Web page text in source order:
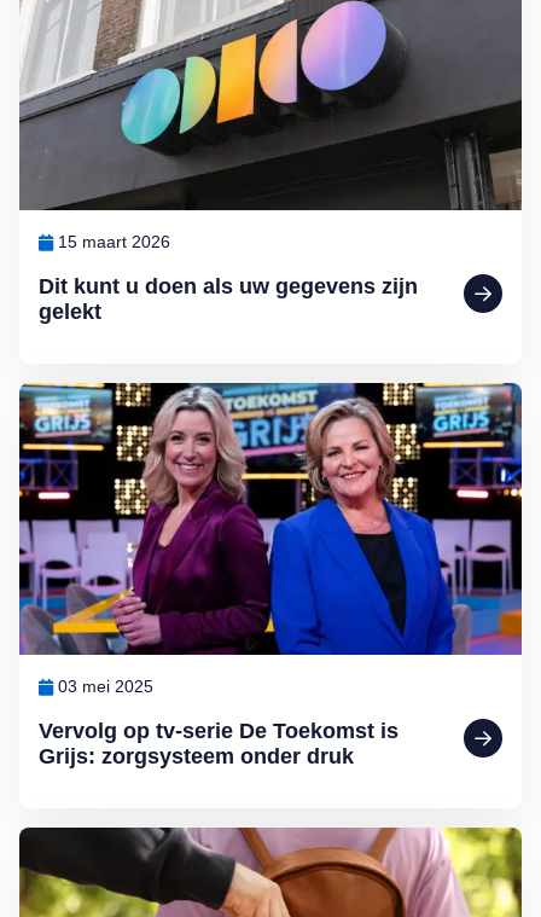
Dit kunt u doen als uw gegevens zijn
gelekt
15 maart 2026
Vervolg op tv-serie De Toekomst is
Grijs: zorgsysteem onder druk
03 mei 2025
Lees meer over Vervolg op tv-serie De Toekomst is Grijs:
Lees meer over Telefoon gestolen? Zo maakt u het de dieven lastig!